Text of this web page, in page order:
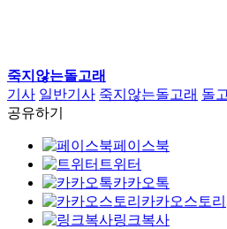
죽지않는돌고래
기사 일반기사 죽지않는돌고래 돌
공유하기
페이스북
트위터
카카오톡
카카오스토리
링크복사